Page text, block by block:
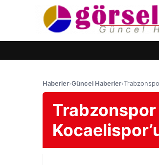
Haberler›Güncel Haberler›
Trabzonspor